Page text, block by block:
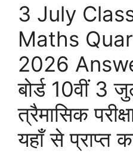
3 July
Maths
2026
बोर्ड 10वीं 3
त्रैमासिक
यहाँ से प्राप्त